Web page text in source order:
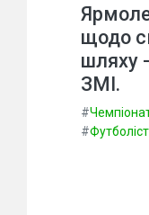
щодо
шляху
ЗМІ.
#
#Футболіст